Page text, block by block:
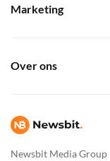
Newsbit Media Group
Marketing
Over ons